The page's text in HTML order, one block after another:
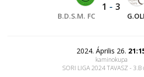
B.D.S.M. FC
1 - 3
2024. Április 26.
kaminokupa
SORI LIGA 2024 TAVASZ - 3.B